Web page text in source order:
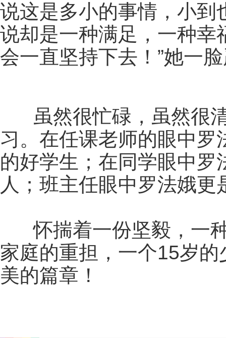
说这是多小的事情，小到
说却是一种满足，一种幸
会一直坚持下去！”她一
虽然很忙碌，虽然很
习。在任课老师的眼中
的好学生；在同学眼中
人；班主任眼中罗法娥
怀揣着一份坚毅，一
家庭的重担，一个15岁
美的篇章！